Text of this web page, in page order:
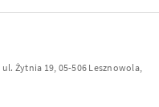
ul. Żytnia 19, 05-506 Lesznowola,